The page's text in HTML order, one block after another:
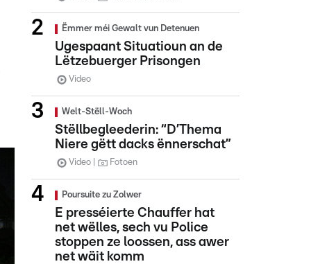
Ëmmer méi Gewalt vun Detenuen
Ugespaant Situatioun an de
Lëtzebuerger Prisongen
Video
Welt-Stëll-Woch
Stëllbegleederin: “D’Thema
Niere gëtt dacks ënnerschat”
Video Fotoen
Poursuite zu Zolwer
E presséierte Chauffer hat
net wëlles, sech vu Police
stoppen ze loossen, ass awer
net wäit komm